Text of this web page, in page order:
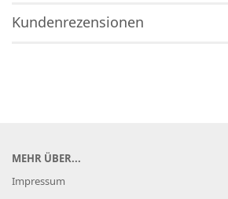
Kundenrezensionen
MEHR ÜBER...
Impressum